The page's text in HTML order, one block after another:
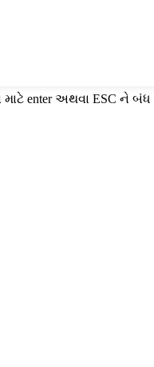
માટે enter અથવા ESC ને બંધ